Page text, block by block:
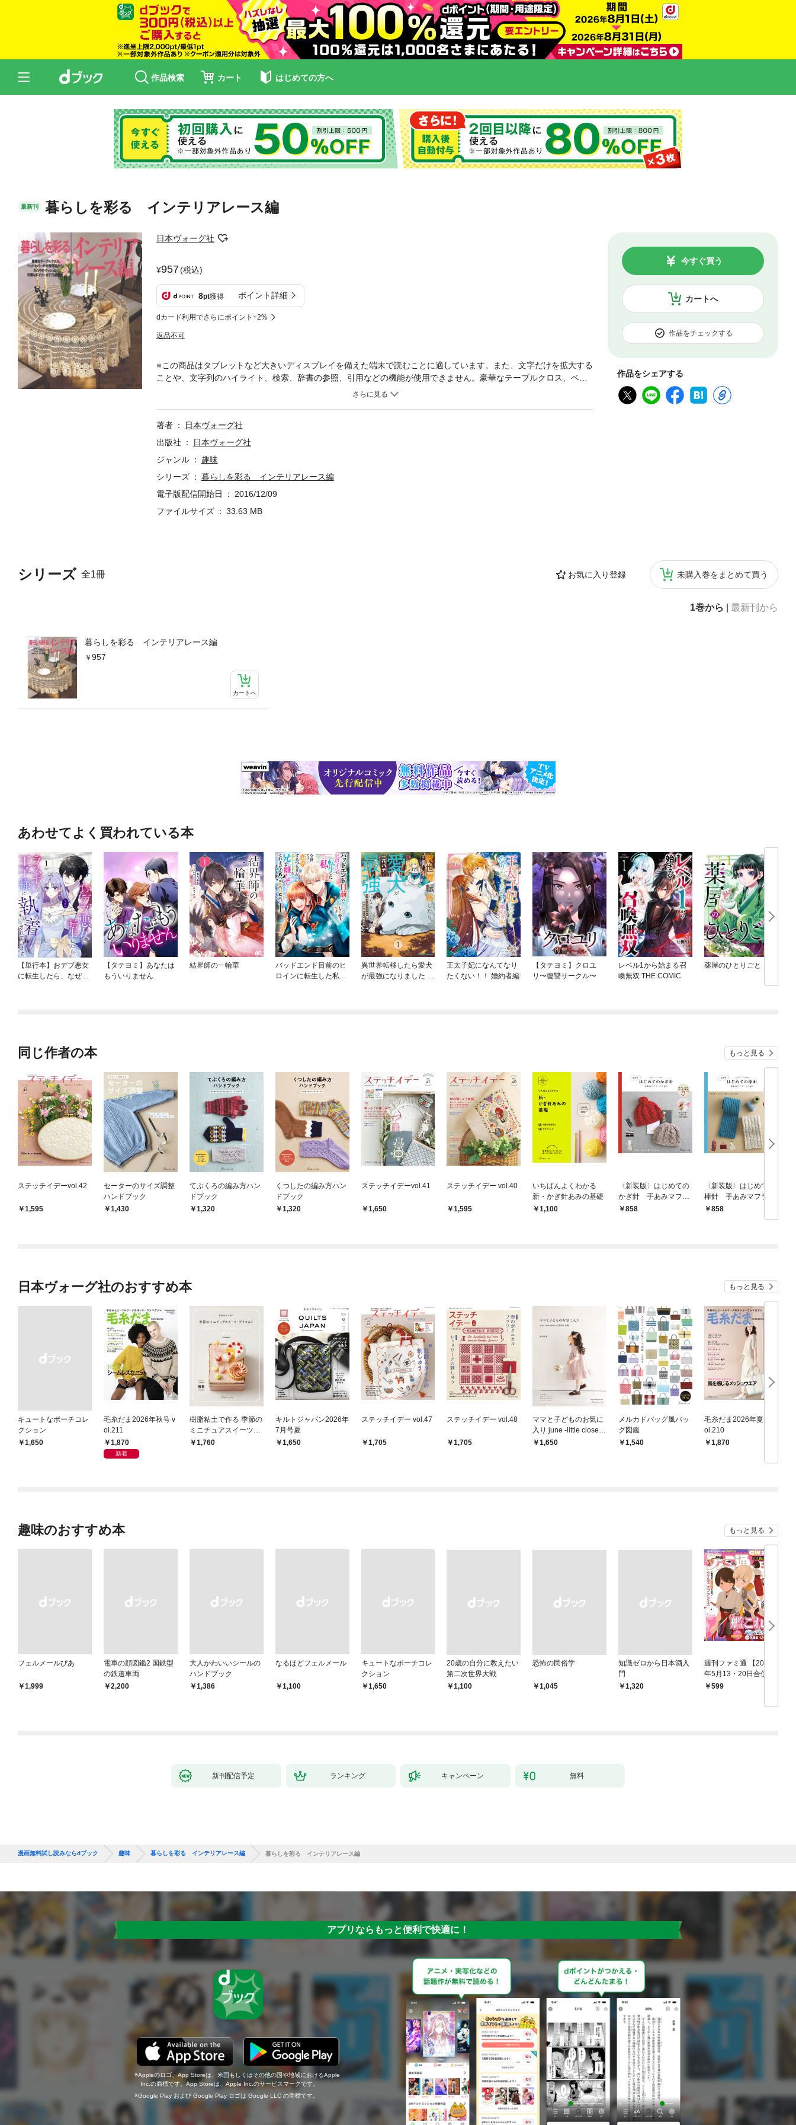
作品検索 カート はじめての方へ
最新刊 暮らしを彩る インテリアレース編
日本ヴォーグ社
957(税込)
8pt獲得 ポイント詳細
dカード利用でさらにポイント+2%
返品不可
カートへ
今すぐ買う
作品をチェックする
作品をシェアする
シリーズ 全1冊 お気に入り登録 未購入巻をまとめて買う
1巻から 最新刊から
暮らしを彩る インテリアレース編
957
カートへ
※この商品はタブレットなど大きいディスプレイを備えた端末で読むことに適しています。また、文字だけを拡大する
ことや、文字列のハイライト、検索、辞書の参照、引用などの機能が使用できません。豪華なテーブルクロス、ベッ
ドカバーの大物作品からさわやかクッション、可憐なドイリーまで71点掲載。 初心者のために、針の持ち方や基本的
かかわらず、本データを第三者に譲渡することを禁じます。※本書に掲載された作品等の著作権は、作者、デザイナー
等著作権者に帰属します。※電子書籍の仕様により、本書に掲載している図案・型紙は、印刷・コピー・複製して利用
使いの端末や表示倍率により記載されている寸法・倍率とは異なった表示となります。※掲載情報は、紙版発売当時の
情報です。
著者
日本ヴォーグ社
出版社
日本ヴォーグ社
ジャンル
趣味
シリーズ
暮らしを彩る インテリアレース編
電子版配信開始日
2016/12/09
ファイルサイズ
33.63 MB
あわせてよく買われている本
【単行本】おデブ悪女
に転生したら、なぜか
【タテヨミ】あなたは
もういりません
結界師の一輪華
バッドエンド目前のヒ
ロインに転生した私、
異世界転移したら愛犬
が最強になりました ～
王太子妃になんてなり
たくない！！ 婚約者編
【タテヨミ】クロユ
リ〜復讐サークル〜
レベル1から始まる召
喚無双 THE COMIC
薬屋のひとりごと
同じ作者の本 もっと見る
ステッチイデーvol.42
1,595
セーターのサイズ調整
ハンドブック
1,430
てぶくろの編み方ハン
ドブック
1,320
くつしたの編み方ハン
ドブック
1,320
ステッチイデーvol.41
1,650
ステッチイデー vol.40
1,595
いちばんよくわかる
新・かぎ針あみの基礎
1,100
〈新装版〉はじめての
かぎ針 手あみマフラ
ーとこもの
858
〈新装版〉はじめての
棒針 手あみマフラー
とこもの
858
日本ヴォーグ社のおすすめ本 もっと見る
キュートなポーチコレ
クション
￥1,650
毛糸だま2026年秋号 v
ol.211
1,870
新着
樹脂粘土で作る 季節の
ミニチュアスイーツ・
アラカルト
1,760
キルトジャパン2026年
7月号夏
1,650
ステッチイデー vol.47
1,705
ステッチイデー vol.48
1,705
ママと子どものお気に
入り june -little closet-
の褒められ服
1,650
メルカドバッグ風バッ
グ図鑑
1,540
毛糸だま2026年夏号 v
ol.210
1,870
趣味のおすすめ本 もっと見る
フェルメールぴあ
￥1,999
電車の顔図鑑2 国鉄型
の鉄道車両
￥2,200
大人かわいいシールの
ハンドブック
￥1,386
なるほどフェルメール
￥1,100
キュートなポーチコレ
クション
￥1,650
20歳の自分に教えたい
第二次世界大戦
￥1,100
恐怖の民俗学
￥1,045
知識ゼロから日本酒入
門
￥1,320
週刊ファミ通 【2021
年5月13・20日合併
号】599
新刊配信予定 ランキング キャンペーン 無料
漫画無料試し読みならdブック 趣味 暮らしを彩る インテリアレース編 暮らしを彩る インテリアレース編
アプリならもっと便利で快適に！
Appleのロゴ、App Storeは、米国もしくはその他の国や地域におけるApple
Inc.の商標です。App Storeは、Apple Inc.のサービスマークです。
Google Play および Google Play ロゴは Google LLC の商標です。